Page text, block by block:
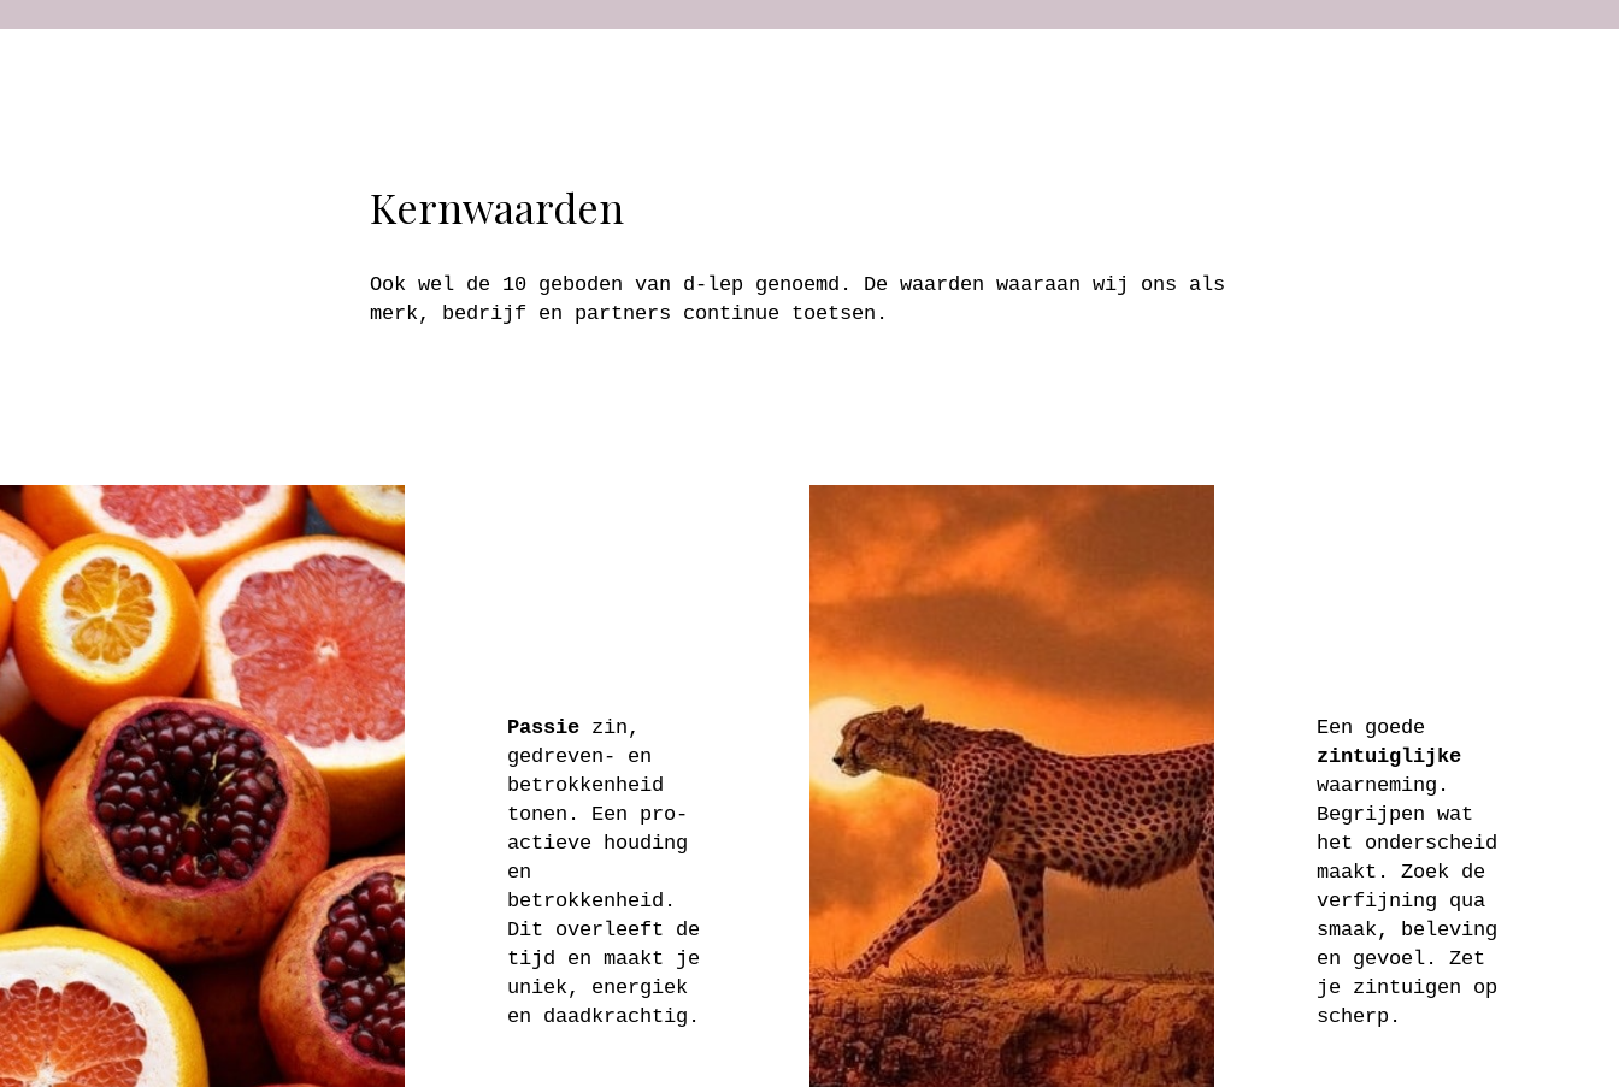
Kernwaarden
Ook wel de 10 geboden van d-lep genoemd. De waarden waaraan wij ons als
merk, bedrijf en partners continue toetsen.
Passie zin,
gedreven- en
betrokkenheid
tonen. Een pro-
actieve houding
en
betrokkenheid.
Dit overleeft de
tijd en maakt je
uniek, energiek
en daadkrachtig.
Een goede
zintuiglijke
waarneming.
Begrijpen wat
het onderscheid
maakt. Zoek de
verfijning qua
smaak, beleving
en gevoel. Zet
je zintuigen op
scherp.